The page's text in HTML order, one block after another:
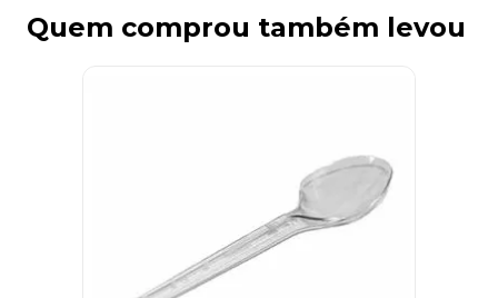
Quem comprou também levou